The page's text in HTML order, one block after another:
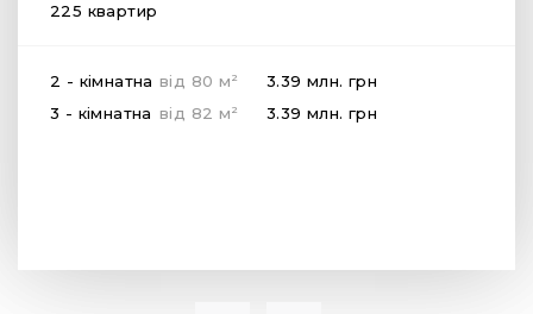
225 квартир
2 - кімнатна від 80 м 2 3.39 млн. грн
3 - кімнатна від 82 м 2 3.39 млн. грн